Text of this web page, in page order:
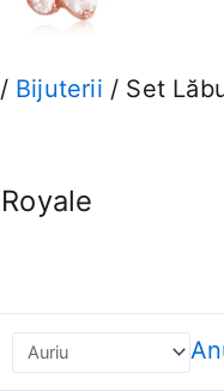
/ Bijuterii / Set